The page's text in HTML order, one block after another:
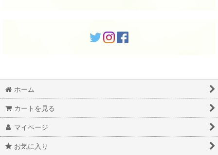
ホーム
カートを見る
マイページ
お気に入り